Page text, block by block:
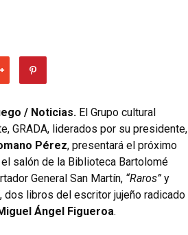
/ Noticias. El Grupo cultural
GRADA, liderados por su presidente,
Pérez, presentará el próximo
salón de la Biblioteca Bartolomé
General San Martín, “Raros” y
, dos libros del escritor jujeño radicado
Ángel Figueroa.